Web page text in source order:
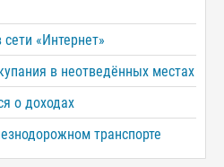
«Интернет»
в неотведённых местах
о доходах
транспорте